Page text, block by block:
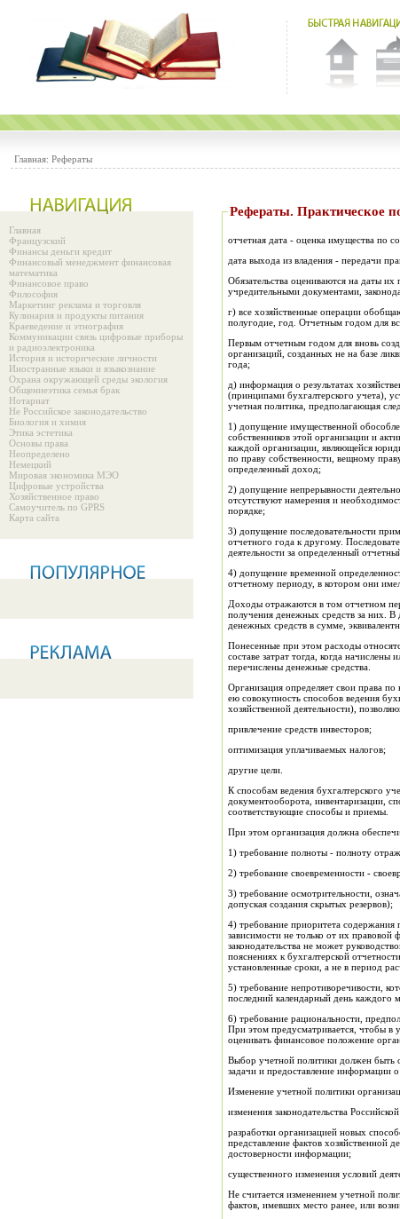
Главная: Рефераты
Главная
Французский
Финансы деньги кредит
Финансовый менеджмент финансовая
математика
Финансовое право
Философия
Маркетинг реклама и торговля
Кулинария и продукты питания
Краеведение и этнография
Коммуникации связь цифровые приборы
и радиоэлектроника
История и исторические личности
Иностранные языки и языкознание
Охрана окружающей среды экология
Общениеэтика семья брак
Нотариат
Не Российское законодательство
Биология и химия
Этика эстетика
Основы права
Неопределено
Немецкий
Мировая экономика МЭО
Цифровые устройства
Хозяйственное право
Самоучитель по GPRS
Карта сайта
Рефераты.
отчетная дата - оценка имущества по
дата выхода из владения - передачи
Обязательства оцениваются на даты
учредительными документами,
г) все хозяйственные операции
полугодие, год. Отчетным годом для
Первым отчетным годом для вновь
организаций, созданных не на базе
года;
д) информация о результатах
(принципами бухгалтерского учета),
учетная политика, предполагающая
1) допущение имущественной
собственников этой организации и
каждой организации, являющейся
по праву собственности, вещному
определенный доход;
2) допущение непрерывности
отсутствуют намерения и
порядке;
3) допущение последовательности
отчетного года к другому.
деятельности за определенный
4) допущение временной
отчетному периоду, в котором они
Доходы отражаются в том отчетном
получения денежных средств за них.
денежных средств в сумме,
Понесенные при этом расходы
составе затрат тогда, когда
перечислены денежные средства.
Организация определяет свои права
ею совокупность способов ведения
хозяйственной деятельности),
привлечение средств инвесторов;
оптимизация уплачиваемых налогов;
другие цели.
К способам ведения бухгалтерского
документооборота, инвентаризации,
соответствующие способы и приемы.
При этом организация должна
1) требование полноты - полноту
2) требование своевременности -
3) требование осмотрительности,
допуская создания скрытых резервов);
4) требование приоритета содержания
зависимости не только от их правовой
законодательства не может
пояснениях к бухгалтерской
установленные сроки, а не в период
5) требование непротиворечивости,
последний календарный день каждого
6) требование рациональности,
При этом предусматривается, чтобы в
оценивать финансовое положение
Выбор учетной политики должен быть
задачи и предоставление информации
Изменение учетной политики
изменения законодательства
разработки организацией новых
представление фактов хозяйственной
достоверности информации;
существенного изменения условий
Не считается изменением учетной
фактов, имевших место ранее, или